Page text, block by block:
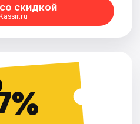
скидкой